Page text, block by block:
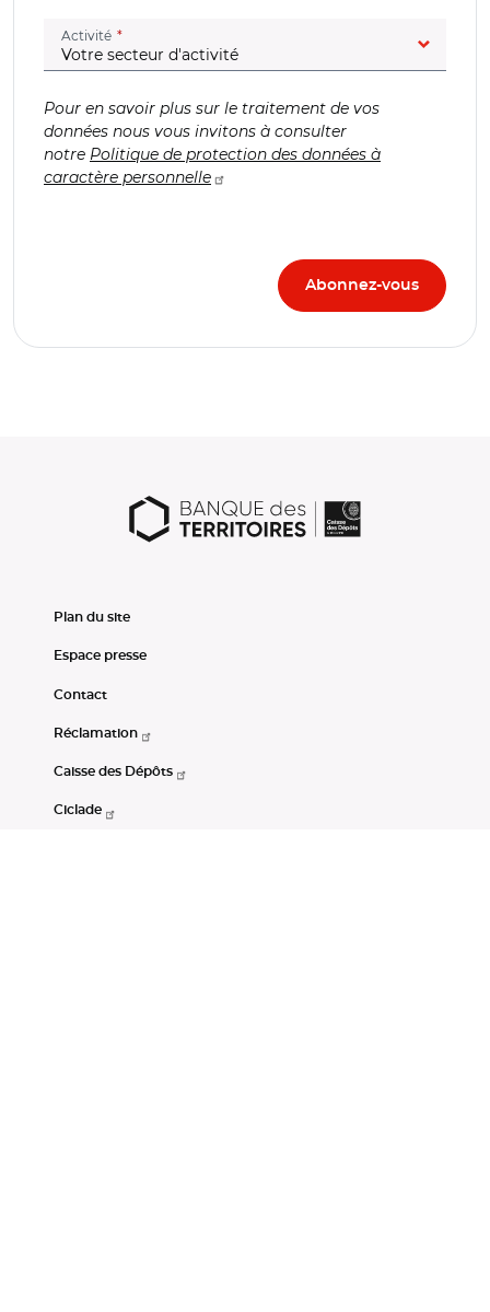
Activité (champ obligatoire)
Pour en savoir plus sur le traitement de vos
données nous vous invitons à consulter
notre Politique de protection des données à
caractère personnelle
Plan du site
Espace presse
Contact
Réclamation
Caisse des Dépôts
Ciclade